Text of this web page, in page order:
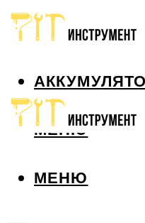
МЕНЮ
МЕНЮ